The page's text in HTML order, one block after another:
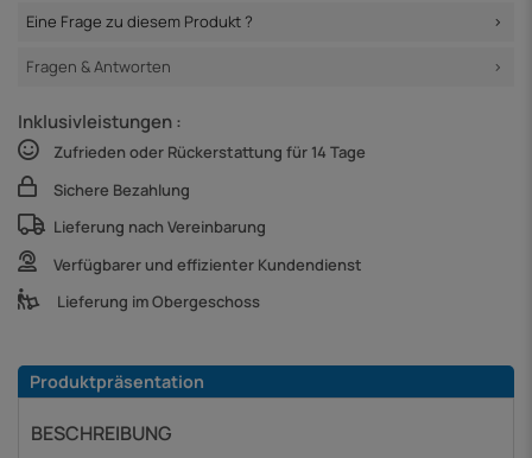
Eine Frage zu diesem Produkt ?
Fragen & Antworten
Inklusivleistungen :
Zufrieden oder Rückerstattung für 14 Tage
Sichere Bezahlung
Lieferung nach Vereinbarung
Verfügbarer und effizienter Kundendienst
Lieferung im Obergeschoss
Produktpräsentation
BESCHREIBUNG